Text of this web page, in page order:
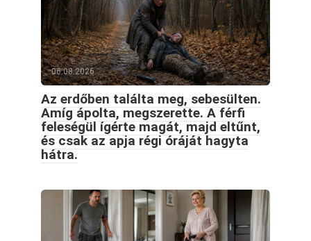
06.08.2026
Az erdőben találta meg, sebesülten.
Amíg ápolta, megszerette. A férfi
feleségül ígérte magát, majd eltűnt,
és csak az apja régi óráját hagyta
hátra.